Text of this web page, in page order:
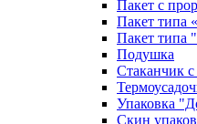
Пакет с
Пакет типа
Пакет типа
Подушка
Стаканчик с
Упаковка
Скин